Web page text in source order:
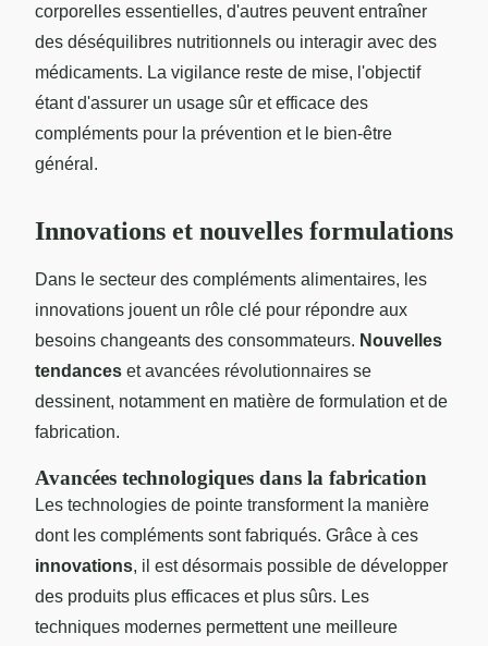
corporelles essentielles, d'autres peuvent entraîner
des déséquilibres nutritionnels ou interagir avec des
médicaments. La vigilance reste de mise, l'objectif
étant d'assurer un usage sûr et efficace des
compléments pour la prévention et le bien-être
général.
Innovations et nouvelles formulations
Dans le secteur des compléments alimentaires, les
innovations jouent un rôle clé pour répondre aux
besoins changeants des consommateurs. Nouvelles
tendances et avancées révolutionnaires se
dessinent, notamment en matière de formulation et de
fabrication.
Avancées technologiques dans la fabrication
Les technologies de pointe transforment la manière
dont les compléments sont fabriqués. Grâce à ces
innovations, il est désormais possible de développer
des produits plus efficaces et plus sûrs. Les
techniques modernes permettent une meilleure